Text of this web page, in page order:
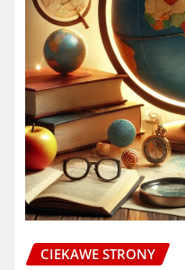
CIEKAWE STRONY